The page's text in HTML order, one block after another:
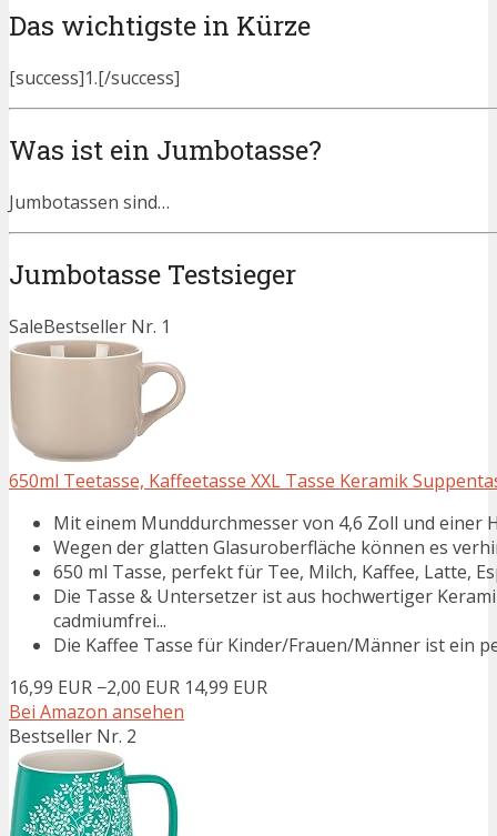
Das wichtigste in Kürze
[success]1.[/success]
Was ist ein Jumbotasse?
Jumbotassen sind…
Jumbotasse Testsieger
SaleBestseller Nr. 1
650ml Teetasse, Kaffeetasse XXL Tasse Keramik
Mit einem Munddurchmesser von 4,6 Zoll und einer
Wegen der glatten Glasuroberfläche können es
650 ml Tasse, perfekt für Tee, Milch, Kaffee, Latte,
Die Tasse & Untersetzer ist aus hochwertiger
cadmiumfrei...
Die Kaffee Tasse für Kinder/Frauen/Männer ist ein
16,99 EUR −2,00 EUR 14,99 EUR
Bei Amazon ansehen
Bestseller Nr. 2